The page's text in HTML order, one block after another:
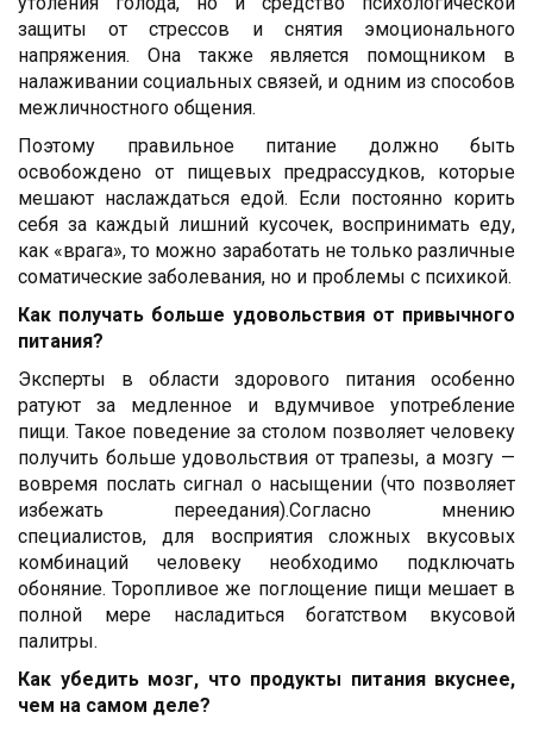
защиты от стрессов и снятия эмоционального
напряжения. Она также является помощником в
налаживании социальных связей, и одним из способов
межличностного общения.
Поэтому правильное питание должно быть
освобождено от пищевых предрассудков, которые
мешают наслаждаться едой. Если постоянно корить
себя за каждый лишний кусочек, воспринимать еду,
как «врага», то можно заработать не только различные
соматические заболевания, но и проблемы с психикой.
Как получать больше удовольствия от привычного
питания?
Эксперты в области здорового питания особенно
ратуют за медленное и вдумчивое употребление
пищи. Такое поведение за столом позволяет человеку
получить больше удовольствия от трапезы, а мозгу —
вовремя послать сигнал о насыщении (что позволяет
избежать переедания).Согласно мнению
специалистов, для восприятия сложных вкусовых
комбинаций человеку необходимо подключать
обоняние. Торопливое же поглощение пищи мешает в
полной мере насладиться богатством вкусовой
палитры.
Как убедить мозг, что продукты питания вкуснее,
чем на самом деле?